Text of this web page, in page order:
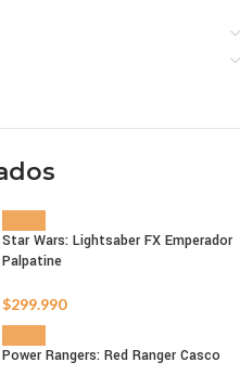
AGOTADO
Star Wars: Lightsaber FX Emperador
Palpatine
$299.990
Power Rangers: Red Ranger Casco